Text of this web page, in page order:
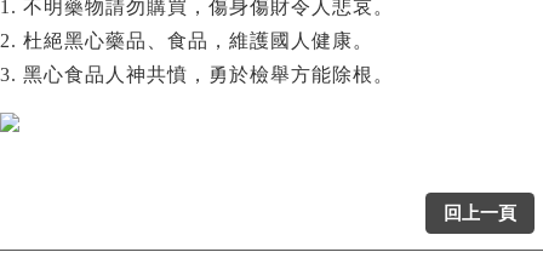
1. 不明藥物請勿購買，傷身傷財令人悲哀。
2. 杜絕黑心藥品、食品，維護國人健康。
3. 黑心食品人神共憤，勇於檢舉方能除根。
回上一頁